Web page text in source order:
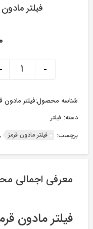
فیلتر مادون
فیلتر مادون قرمز720نانومتر دهانه67 عدد
-
شناسه محصول:فیلتر مادون قرمز720نانومتر
دسته: فیلتر
برچسب:
فیلتر مادون قرمز ,
معرفی اجمالی
فیلتر مادون